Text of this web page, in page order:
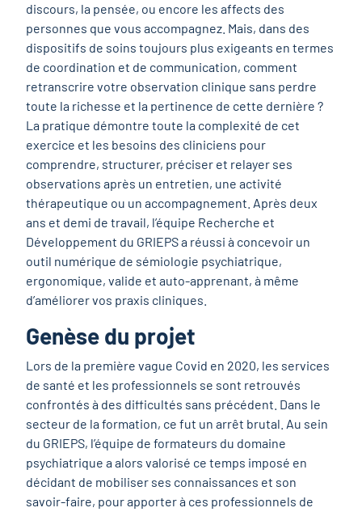
discours, la pensée, ou encore les affects des
personnes que vous accompagnez. Mais, dans des
dispositifs de soins toujours plus exigeants en termes
de coordination et de communication, comment
retranscrire votre observation clinique sans perdre
toute la richesse et la pertinence de cette dernière ?
La pratique démontre toute la complexité de cet
exercice et les besoins des cliniciens pour
comprendre, structurer, préciser et relayer ses
observations après un entretien, une activité
thérapeutique ou un accompagnement. Après deux
ans et demi de travail, l’équipe Recherche et
Développement du GRIEPS a réussi à concevoir un
outil numérique de sémiologie psychiatrique,
ergonomique, valide et auto-apprenant, à même
d’améliorer vos praxis cliniques.
Genèse du projet
Lors de la première vague Covid en 2020, les services
de santé et les professionnels se sont retrouvés
confrontés à des difficultés sans précédent. Dans le
secteur de la formation, ce fut un arrêt brutal. Au sein
du GRIEPS, l’équipe de formateurs du domaine
psychiatrique a alors valorisé ce temps imposé en
décidant de mobiliser ses connaissances et son
savoir-faire, pour apporter à ces professionnels de